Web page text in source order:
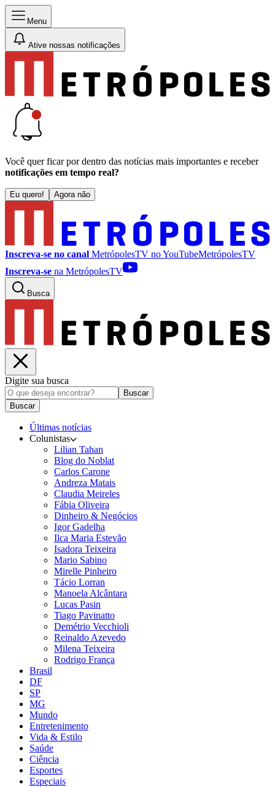
Menu
Ative nossas notificações
Você quer ficar por dentro das notícias mais importantes e receber
notificações em tempo real?
Eu quero! Agora não
Inscreva-se no canal MetrópolesTV noYouTubeMetrópolesTV
Inscreva-se na MetrópolesTV
Busca
Digite sua busca
Buscar
Buscar
Últimas notícias
Colunistas
Lilian Tahan
Blog do Noblat
Carlos Carone
Andreza Matais
Claudia Meireles
Fábia Oliveira
Dinheiro & Negócios
Igor Gadelha
Ilca Maria Estevão
Isadora Teixeira
Mario Sabino
Mirelle Pinheiro
Tácio Lorran
Manoela Alcântara
Lucas Pasin
Tiago Pavinatto
Demétrio Vecchioli
Reinaldo Azevedo
Milena Teixeira
Rodrigo França
Brasil
DF
SP
MG
Mundo
Entretenimento
Vida & Estilo
Saúde
Ciência
Esportes
Especiais